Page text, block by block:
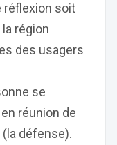
réflexion soit
région
des usagers
se
réunion de
défense).